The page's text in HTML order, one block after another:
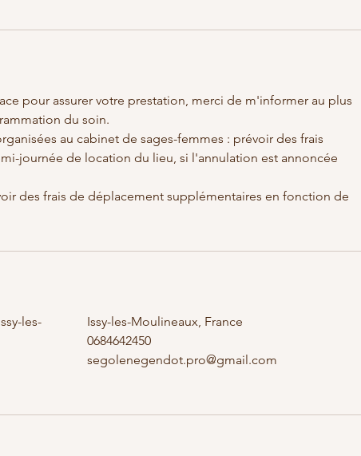
pour assurer votre prestation, merci de m'informer au plus
du soin.
au cabinet de sages-femmes : prévoir des frais
journée de location du lieu, si l'annulation est annoncée
des frais de déplacement supplémentaires en fonction de
les-
Issy-les-Moulineaux, France
0684642450
segolenegendot.pro@gmail.com